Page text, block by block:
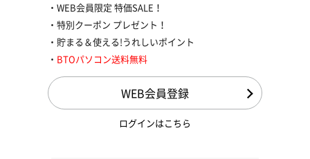
WEB会員限定 特価SALE！
特別クーポン プレゼント！
貯まる＆使える!うれしいポイント
BTOパソコン送料無料
WEB会員登録
ログインはこちら